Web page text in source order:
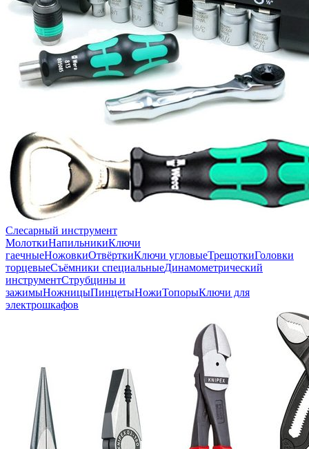
Слесарный инструмент
МолоткиНапильникиКлючи
гаечныеНожовкиОтвёрткиКлючи угловыеТрещоткиГоловки
торцевыеСъёмники специальныеДинамометрический
инструментСтрубцины и
зажимыНожницыПинцетыНожиТопорыКлючи для
электрошкафов